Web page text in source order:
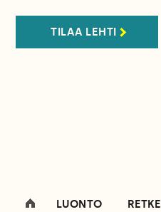
TILAA LEHTI
LUONTO